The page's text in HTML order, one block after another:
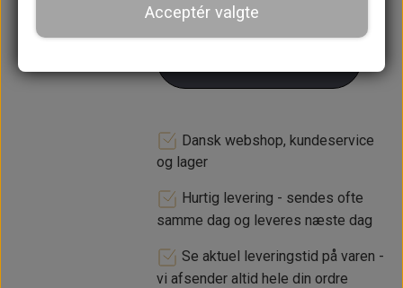
Dansk webshop, kundeservice
og lager
Hurtig levering - sendes ofte
samme dag og leveres næste dag
Se aktuel leveringstid på varen -
vi afsender altid hele din ordre
Acceptér valgte